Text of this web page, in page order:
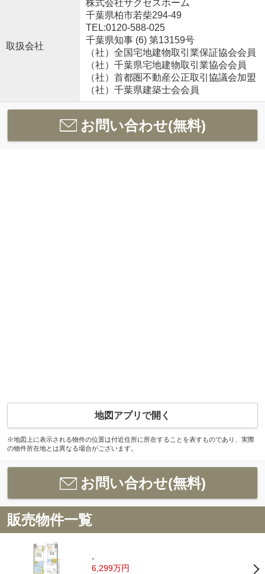
取扱会社
株式会社サクセスホーム
千葉県柏市若柴294-49
TEL:0120-588-025
千葉県知事 (6) 第13159号
（社）全国宅地建物取引業保証協会会員
（社）千葉県宅地建物取引業協会会員
（社）首都圏不動産公正取引協議会加盟
（社）千葉県建築士会会員
お問い合わせ(無料)
地図アプリで開く
※地図上に表示される物件の位置は付近住所に所在することを表すものであり、実際
の物件所在地とは異なる場合がございます。
お問い合わせ(無料)
販売物件一覧
-
6,299万円